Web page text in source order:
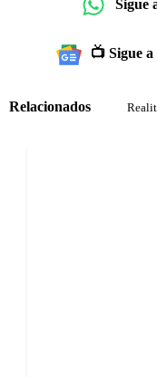
Sigue
📺 Sigue
Relacionados